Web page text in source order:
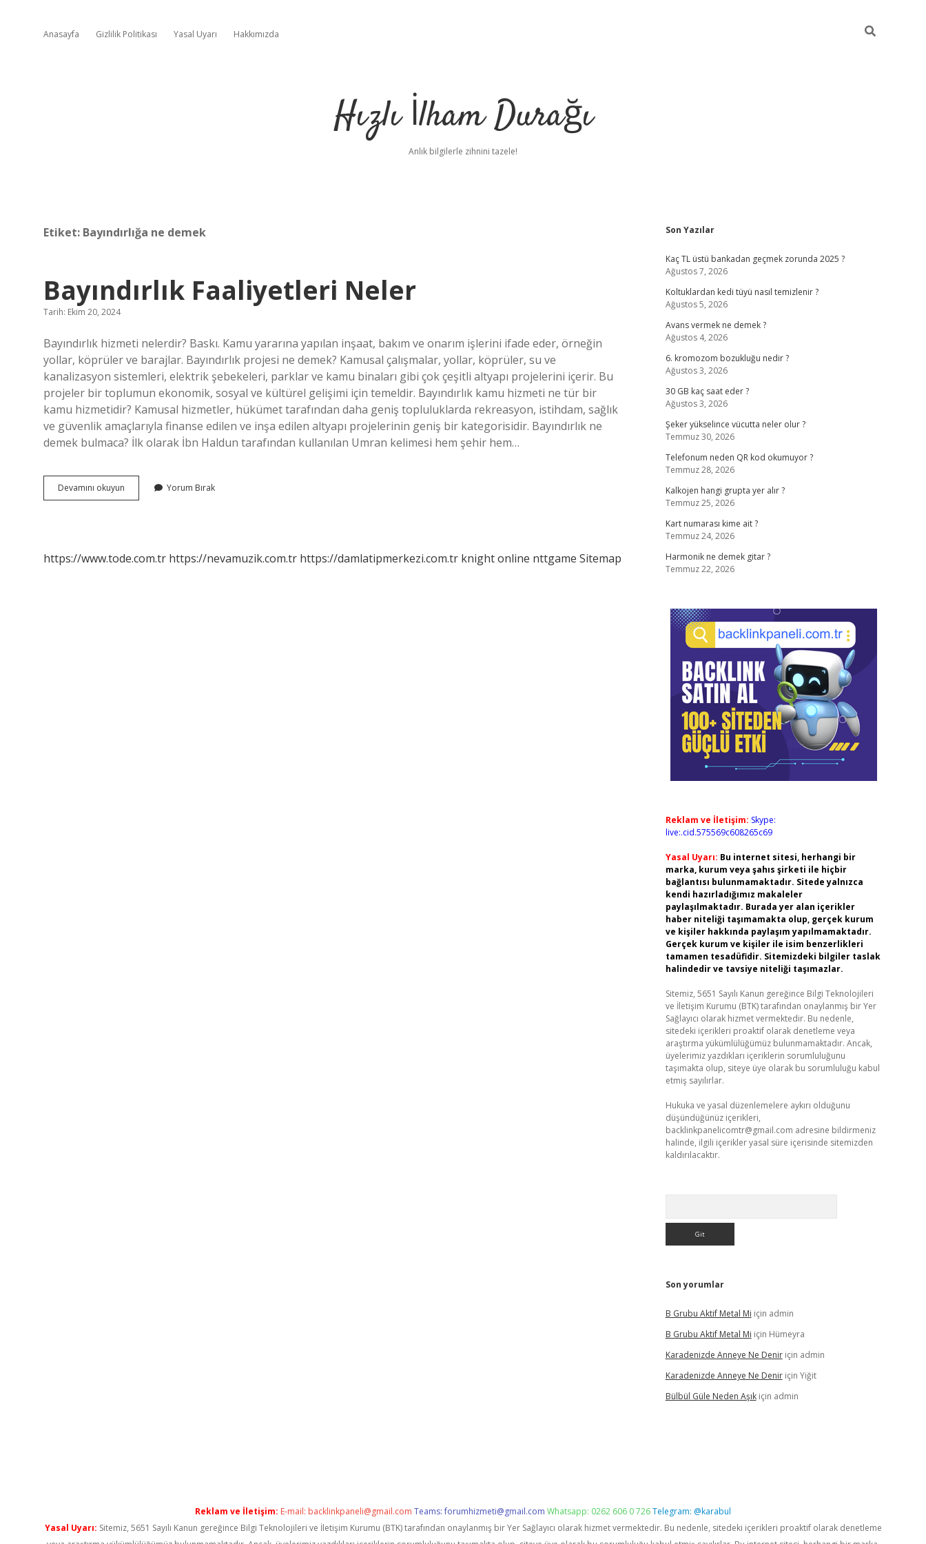
Anasayfa Gizlilik Politikası Yasal Uyarı Hakkımızda
Hızlı İlham Durağı
Anlık bilgilerle zihnini tazele!
Etiket: Bayındırlığa ne demek
Bayındırlık Faaliyetleri Neler
Tarih: Ekim 20, 2024
Bayındırlık hizmeti nelerdir? Baskı. Kamu yararına yapılan inşaat, bakım ve onarım işlerini ifade eder, örneğin
yollar, köprüler ve barajlar. Bayındırlık projesi ne demek? Kamusal çalışmalar, yollar, köprüler, su ve
kanalizasyon sistemleri, elektrik şebekeleri, parklar ve kamu binaları gibi çok çeşitli altyapı projelerini içerir. Bu
projeler bir toplumun ekonomik, sosyal ve kültürel gelişimi için temeldir. Bayındırlık kamu hizmeti ne tür bir
kamu hizmetidir? Kamusal hizmetler, hükümet tarafından daha geniş topluluklarda rekreasyon, istihdam, sağlık
ve güvenlik amaçlarıyla finanse edilen ve inşa edilen altyapı projelerinin geniş bir kategorisidir. Bayındırlık ne
demek bulmaca? İlk olarak İbn Haldun tarafından kullanılan Umran kelimesi hem şehir hem…
Devamını okuyun Bayındırlık
Faaliyetleri
Yorum Bırak
https://www.tode.com.tr https://nevamuzik.com.tr https://damlatipmerkezi.com.tr knight online nttgame Sitemap
Sidebar
Son Yazılar
Kaç TL üstü bankadan geçmek zorunda 2025 ?
Ağustos 7, 2026
Koltuklardan kedi tüyü nasıl temizlenir ?
Ağustos 5, 2026
Avans vermek ne demek ?
Ağustos 4, 2026
6. kromozom bozukluğu nedir ?
Ağustos 3, 2026
30 GB kaç saat eder ?
Ağustos 3, 2026
Şeker yükselince vücutta neler olur ?
Temmuz 30, 2026
Telefonum neden QR kod okumuyor ?
Temmuz 28, 2026
Kalkojen hangi grupta yer alır ?
Temmuz 25, 2026
Kart numarası kime ait ?
Temmuz 24, 2026
Harmonik ne demek gitar ?
Temmuz 22, 2026
Reklam ve İletişim: Skype:
live:.cid.575569c608265c69
Yasal Uyarı: Bu internet sitesi, herhangi bir
marka, kurum veya şahıs şirketi ile hiçbir
bağlantısı bulunmamaktadır. Sitede yalnızca
kendi hazırladığımız makaleler
paylaşılmaktadır. Burada yer alan içerikler
haber niteliği taşımamakta olup, gerçek kurum
ve kişiler hakkında paylaşım yapılmamaktadır.
Gerçek kurum ve kişiler ile isim benzerlikleri
tamamen tesadüfidir. Sitemizdeki bilgiler taslak
halindedir ve tavsiye niteliği taşımazlar.
Sitemiz, 5651 Sayılı Kanun gereğince Bilgi Teknolojileri
ve İletişim Kurumu (BTK) tarafından onaylanmış bir Yer
Sağlayıcı olarak hizmet vermektedir. Bu nedenle,
sitedeki içerikleri proaktif olarak denetleme veya
araştırma yükümlülüğümüz bulunmamaktadır. Ancak,
üyelerimiz yazdıkları içeriklerin sorumluluğunu
taşımakta olup, siteye üye olarak bu sorumluluğu kabul
etmiş sayılırlar.
Hukuka ve yasal düzenlemelere aykırı olduğunu
düşündüğünüz içerikleri,
backlinkpanelicomtr@gmail.com adresine bildirmeniz
halinde, ilgili içerikler yasal süre içerisinde sitemizden
kaldırılacaktır.
Son yorumlar
B Grubu Aktif Metal Mi için admin
B Grubu Aktif Metal Mi için Hümeyra
Karadenizde Anneye Ne Deniriçin admin
Karadenizde Anneye Ne Deniriçin Yiğit
Bülbül Güle Neden Aşıkiçin admin
Reklam ve İletişim: E-mail: backlinkpaneli@gmail.com Teams:forumhizmeti@gmail.com Whatsapp: 0262 606 0 726Telegram: @karabul
Yasal Uyarı: Sitemiz, 5651 Sayılı Kanun gereğince Bilgi Teknolojileri ve İletişim Kurumu (BTK) tarafından onaylanmış bir Yer Sağlayıcı olarak hizmet vermektedir. Bu nedenle, sitedeki içerikleri proaktif olarak denetleme